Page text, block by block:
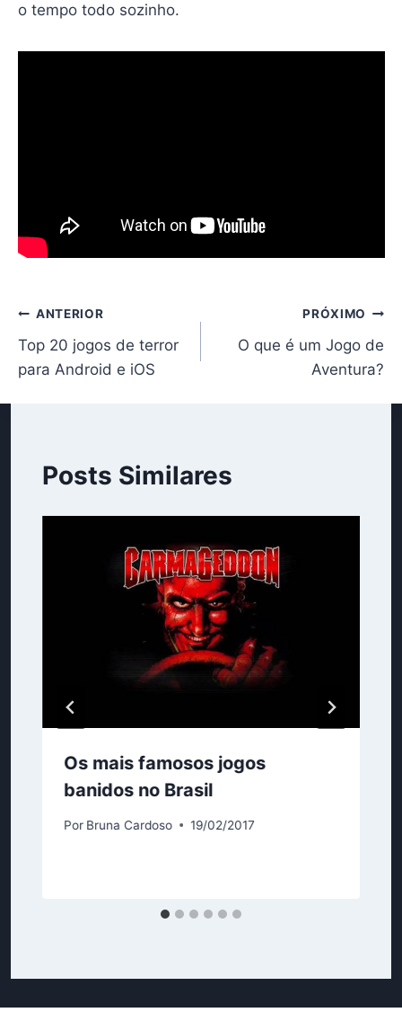
o tempo todo sozinho.
Navegação
de
ANTERIOR
Top 20 jogos de terror
para Android e iOS
PRÓXIMO
O que é um Jogo de
Aventura?
Posts Similares
Os mais famosos jogos
banidos no Brasil
Por Bruna Cardoso 19/02/2017